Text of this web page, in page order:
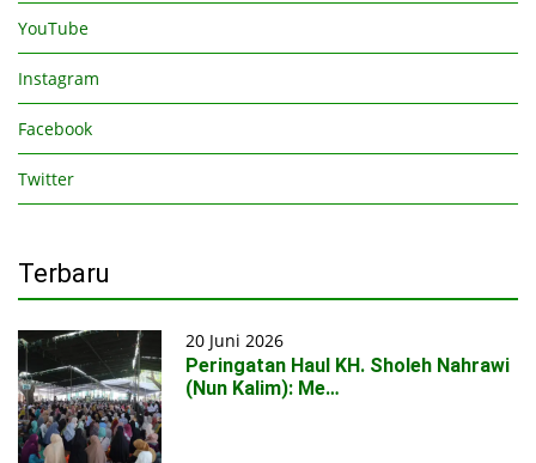
YouTube
Instagram
Facebook
Twitter
Terbaru
20 Juni 2026
Peringatan Haul KH. Sholeh Nahrawi
(Nun Kalim): Me…